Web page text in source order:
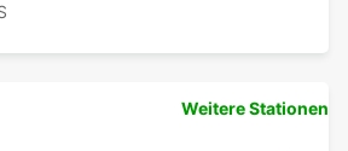
Weitere Stationen